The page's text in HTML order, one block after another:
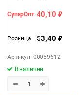
ЦветНоменклатуры
СуперОпт 40,10 ₽
Розница 53,40 ₽
Артикул: 00059612
В наличии